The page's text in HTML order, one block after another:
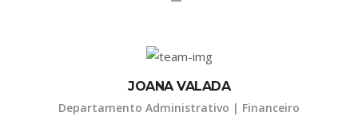
JOANA VALADA
Departamento Administrativo | Financeiro